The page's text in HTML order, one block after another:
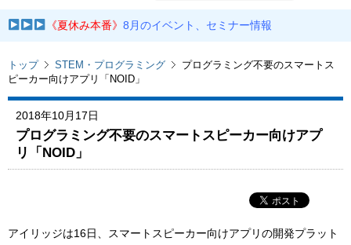
《夏休み本番》8月のイベント、セミナー情報
トップ STEM・プログラミング
プログラミング不要のスマートス
ピーカー向けアプリ「NOID」
2018年10月17日
プログラミング不要のスマートスピーカー向けアプ
リ「NOID」
アイリッジは16日、スマートスピーカー向けアプリの開発プラット